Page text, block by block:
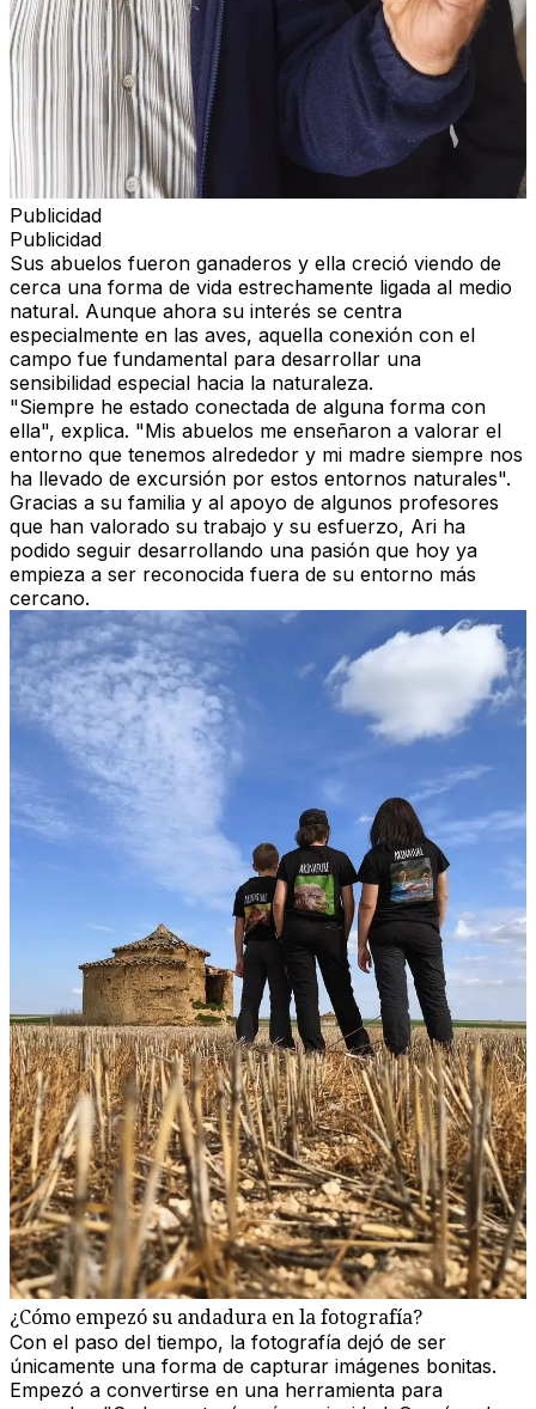
Publicidad
Publicidad
Sus abuelos fueron ganaderos y ella creció viendo de
cerca una forma de vida estrechamente ligada al medio
natural. Aunque ahora su interés se centra
especialmente en las aves, aquella conexión con el
campo fue fundamental para desarrollar una
sensibilidad especial hacia la naturaleza.
"Siempre he estado conectada de alguna forma con
ella", explica. "Mis abuelos me enseñaron a valorar el
entorno que tenemos alrededor y mi madre siempre nos
ha llevado de excursión por estos entornos naturales".
Gracias a su familia y al apoyo de algunos profesores
que han valorado su trabajo y su esfuerzo, Ari ha
podido seguir desarrollando una pasión que hoy ya
empieza a ser reconocida fuera de su entorno más
cercano.
¿Cómo empezó su andadura en la fotografía?
Con el paso del tiempo, la fotografía dejó de ser
únicamente una forma de capturar imágenes bonitas.
Empezó a convertirse en una herramienta para